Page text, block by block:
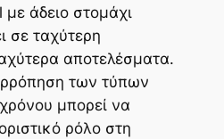
άδειο στομάχι
σε ταχύτερη
αποτελέσματα.
των τύπων
μπορεί να
ρόλο στη